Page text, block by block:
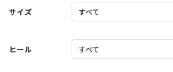
サイズ
ヒール